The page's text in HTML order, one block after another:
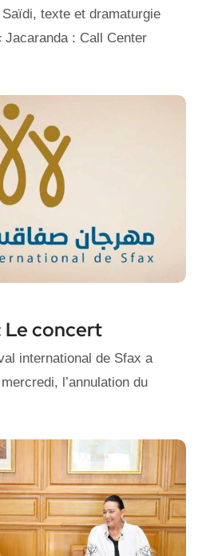
texte et dramaturgie
Jacaranda : Call Center
Le concert
international de Sfax a
l’annulation du